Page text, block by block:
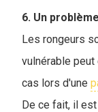
6. Un
Les rongeurs
vulnérable
cas lors d'une
De ce fait, il